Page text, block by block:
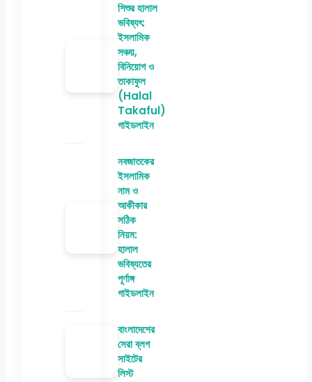
শিশুর হালাল
ভবিষ্যৎ:
ইসলামিক
সঞ্চয়,
বিনিয়োগ ও
তাকাফুল
(Halal
Takaful)
গাইডলাইন
নবজাতকের
ইসলামিক
নাম ও
আকীকার
সঠিক
নিয়ম:
হালাল
ভবিষ্যতের
পূর্ণাঙ্গ
গাইডলাইন
বাংলাদেশের
সেরা ব্লগ
সাইটের
লিস্ট